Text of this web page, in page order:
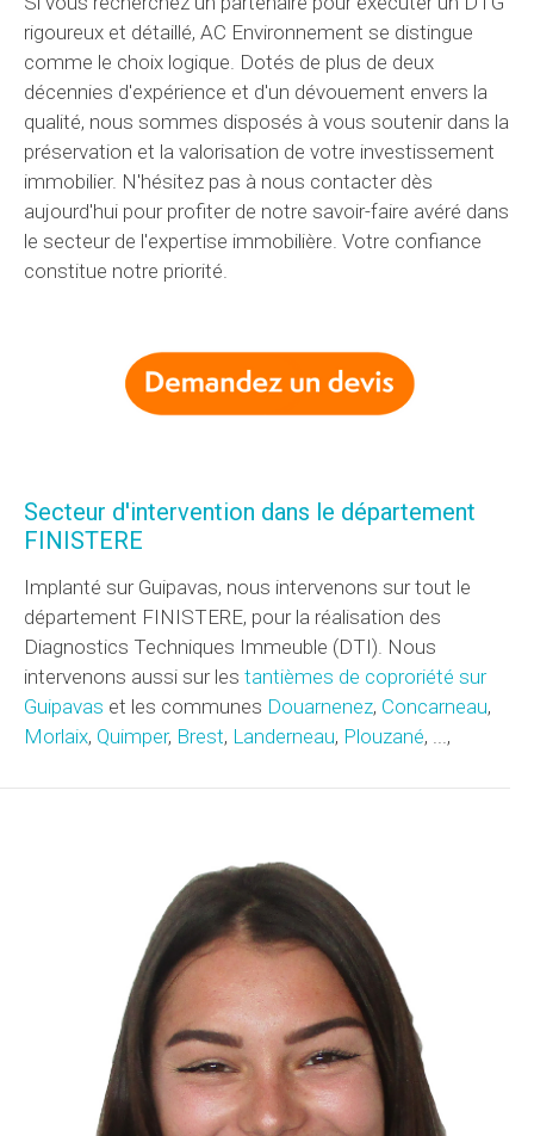
rigoureux et détaillé, AC Environnement se distingue
comme le choix logique. Dotés de plus de deux
décennies d'expérience et d'un dévouement envers la
qualité, nous sommes disposés à vous soutenir dans la
préservation et la valorisation de votre investissement
immobilier. N'hésitez pas à nous contacter dès
aujourd'hui pour profiter de notre savoir-faire avéré dans
le secteur de l'expertise immobilière. Votre confiance
constitue notre priorité.
Secteur d'intervention dans le département
FINISTERE
Implanté sur Guipavas, nous intervenons sur tout le
département FINISTERE, pour la réalisation des
Diagnostics Techniques Immeuble (DTI). Nous
intervenons aussi sur les tantièmes de coproriété sur
Guipavas et les communes Douarnenez, Concarneau,
Morlaix, Quimper, Brest, Landerneau, Plouzané, ...,